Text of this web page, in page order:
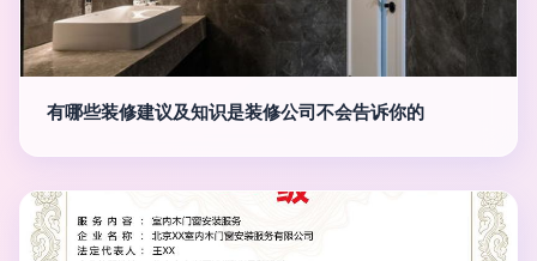
有哪些装修建议及知识是装修公司不会告诉你的